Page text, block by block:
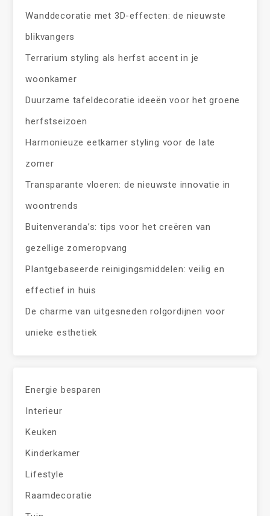
Wanddecoratie met 3D-effecten: de nieuwste
blikvangers
Terrarium styling als herfst accent in je
woonkamer
Duurzame tafeldecoratie ideeën voor het groene
herfstseizoen
Harmonieuze eetkamer styling voor de late
zomer
Transparante vloeren: de nieuwste innovatie in
woontrends
Buitenveranda’s: tips voor het creëren van
gezellige zomeropvang
Plantgebaseerde reinigingsmiddelen: veilig en
effectief in huis
De charme van uitgesneden rolgordijnen voor
unieke esthetiek
Energie besparen
Interieur
Keuken
Kinderkamer
Lifestyle
Raamdecoratie